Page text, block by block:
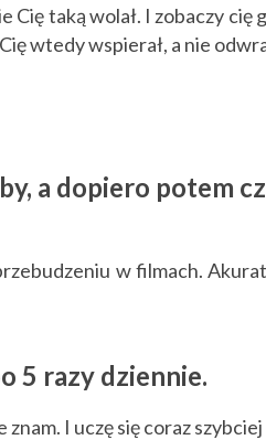
Cię taką wolał. I zobaczy cię
wtedy wspierał, a nie
a dopiero potem
w filmach.
5 razy dziennie.
I uczę się coraz